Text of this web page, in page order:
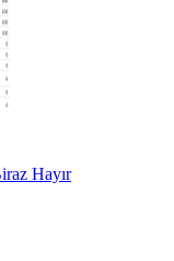
Hayır